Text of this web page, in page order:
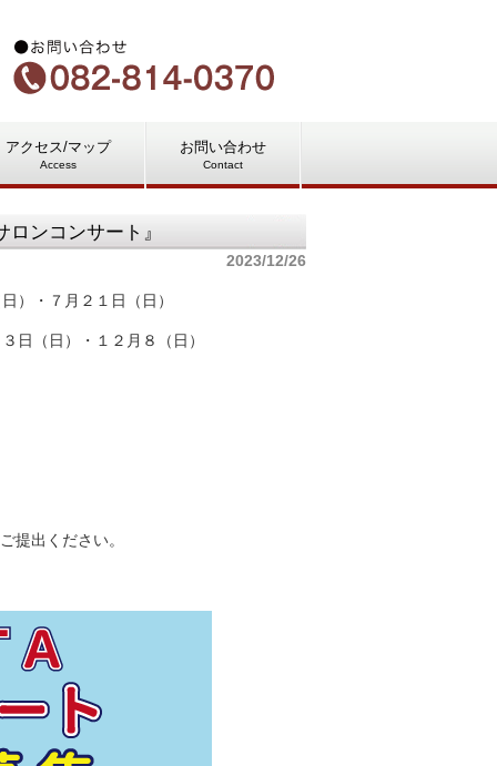
アクセス/マップ
Access
お問い合わせ
Contact
ンコンサート』
2023/12/26
）・７月２１日（日）
日（日）・１２月８（日）
提出ください。